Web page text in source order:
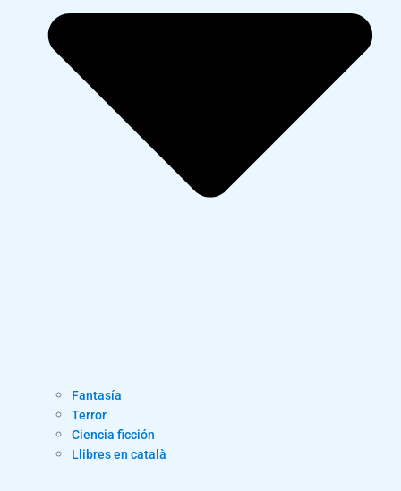
Fantasía
Terror
Ciencia ficción
Llibres en català